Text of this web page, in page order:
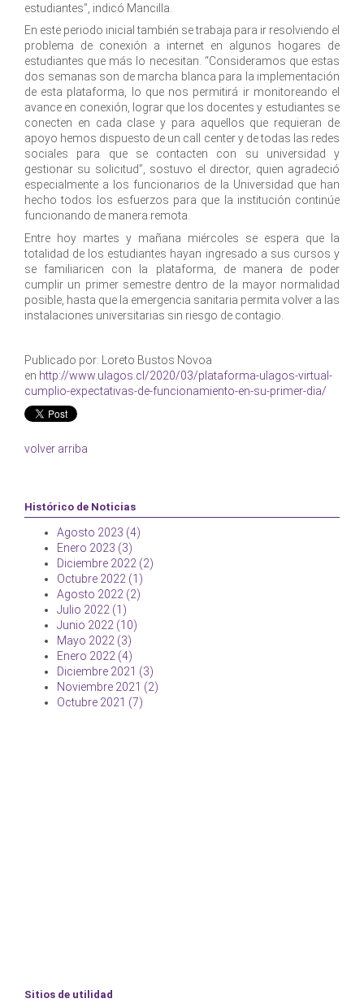
estudiantes”, indicó Mancilla.
En este periodo inicial también se trabaja para ir resolviendo el
problema de conexión a internet en algunos hogares de
estudiantes que más lo necesitan. “Consideramos que estas
dos semanas son de marcha blanca para la implementación
de esta plataforma, lo que nos permitirá ir monitoreando el
avance en conexión, lograr que los docentes y estudiantes se
conecten en cada clase y para aquellos que requieran de
apoyo hemos dispuesto de un call center y de todas las redes
sociales para que se contacten con su universidad y
gestionar su solicitud”, sostuvo el director, quien agradeció
especialmente a los funcionarios de la Universidad que han
hecho todos los esfuerzos para que la institución continúe
funcionando de manera remota.
Entre hoy martes y mañana miércoles se espera que la
totalidad de los estudiantes hayan ingresado a sus cursos y
se familiaricen con la plataforma, de manera de poder
cumplir un primer semestre dentro de la mayor normalidad
posible, hasta que la emergencia sanitaria permita volver a las
instalaciones universitarias sin riesgo de contagio.
Publicado por: Loreto Bustos Novoa
en http://www.ulagos.cl/2020/03/plataforma-ulagos-virtual-
cumplio-expectativas-de-funcionamiento-en-su-primer-dia/
volver arriba
Histórico de Noticias
Agosto 2023 (4)
Enero 2023 (3)
Diciembre 2022 (2)
Octubre 2022 (1)
Agosto 2022 (2)
Julio 2022 (1)
Junio 2022 (10)
Mayo 2022 (3)
Enero 2022 (4)
Diciembre 2021 (3)
Noviembre 2021 (2)
Octubre 2021 (7)
Sitios de utilidad